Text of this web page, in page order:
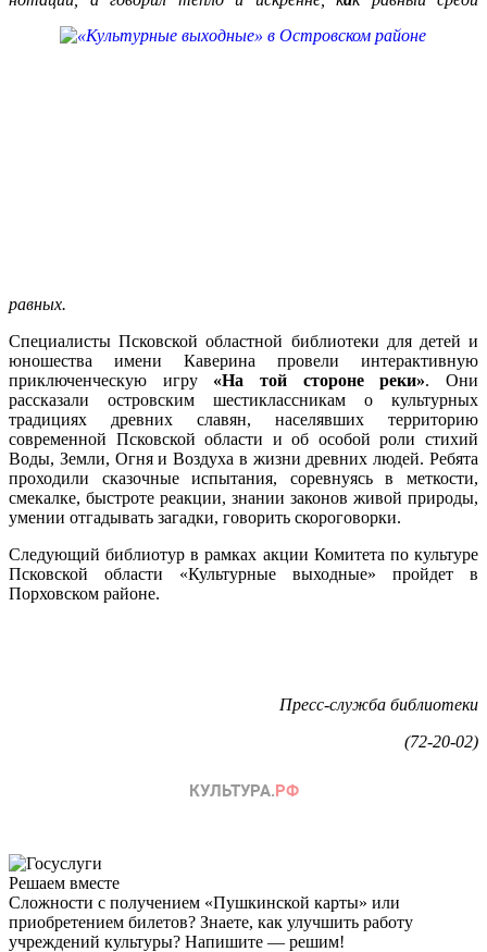
равных.
Специалисты Псковской областной библиотеки для детей и
юношества имени Каверина провели интерактивную
приключенческую игру «На той стороне реки». Они
рассказали островским шестиклассникам о культурных
традициях древних славян, населявших территорию
современной Псковской области и об особой роли стихий
Воды, Земли, Огня и Воздуха в жизни древних людей. Ребята
проходили сказочные испытания, соревнуясь в меткости,
смекалке, быстроте реакции, знании законов живой природы,
умении отгадывать загадки, говорить скороговорки.
Следующий библиотур в рамках акции Комитета по культуре
Псковской области «Культурные выходные» пройдет в
Порховском районе.
Пресс-служба библиотеки
(72-20-02)
Решаем вместе
Сложности с получением «Пушкинской карты» или
приобретением билетов? Знаете, как улучшить работу
учреждений культуры? Напишите — решим!